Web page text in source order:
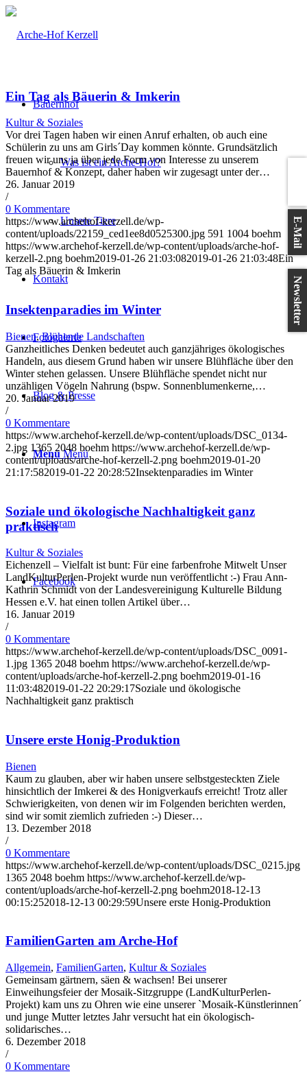
Bauernhof
Was ist ein Arche-Hof?
Unsere Tiere
Kontakt
Fotogalerie
Blog & Presse
Menü Menü
Instagram
Facebook
Ein Tag als Bäuerin & Imkerin
Kultur & Soziales
Vor drei Tagen haben wir einen Anruf erhalten, ob auch eine
Schülerin zu uns am Girls´Day kommen könnte. Grundsätzlich
freuen wir uns ja über jede Form von Interesse zu unserem
Bauernhof & Konzept, daher haben wir zugesagt unter der…
26. Januar 2019
/
0 Kommentare
https://www.archehof-kerzell.de/wp-
content/uploads/22159_ced1ee8d0525300.jpg 591 1004 boehm
https://www.archehof-kerzell.de/wp-content/uploads/arche-hof-
kerzell-2.png boehm2019-01-26 21:03:082019-01-26 21:03:48Ein
Tag als Bäuerin & Imkerin
Insektenparadies im Winter
Bienen,Blühende Landschaften
Ganzheitliches Denken bedeutet auch ganzjähriges ökologisches
Handeln, aus diesem Grund haben wir unsere Blühfläche über den
Winter stehen gelassen. Unsere Blühfläche spendet nicht nur
unzähligen Vögeln Nahrung (bspw. Sonnenblumenkerne,…
20. Januar 2019
/
0 Kommentare
https://www.archehof-kerzell.de/wp-content/uploads/DSC_0134-
2.jpg 1365 2048 boehm https://www.archehof-kerzell.de/wp-
content/uploads/arche-hof-kerzell-2.png boehm2019-01-20
21:17:582019-01-22 20:28:52Insektenparadies im Winter
Soziale und ökologische Nachhaltigkeit ganz
praktisch
Kultur & Soziales
Eichenzell – Vielfalt ist bunt: Für eine farbenfrohe Mitwelt Unser
LandKulturPerlen-Projekt wurde nun veröffentlicht :-) Frau Ann-
Kathrin Schmidt von der Landesvereinigung Kulturelle Bildung
Hessen e.V. hat einen tollen Artikel über…
16. Januar 2019
/
0 Kommentare
https://www.archehof-kerzell.de/wp-content/uploads/DSC_0091-
1.jpg 1365 2048 boehm https://www.archehof-kerzell.de/wp-
content/uploads/arche-hof-kerzell-2.png boehm2019-01-16
11:03:482019-01-22 20:29:17Soziale und ökologische
Nachhaltigkeit ganz praktisch
Unsere erste Honig-Produktion
Bienen
Kaum zu glauben, aber wir haben unsere selbstgesteckten Ziele
hinsichtlich der Imkerei & des Honigverkaufs erreicht! Trotz aller
Schwierigkeiten, von denen wir im Folgenden berichten werden,
sind wir somit ziemlich zufrieden :-) Dieser…
13. Dezember 2018
/
0 Kommentare
https://www.archehof-kerzell.de/wp-content/uploads/DSC_0215.jpg
1365 2048 boehm https://www.archehof-kerzell.de/wp-
content/uploads/arche-hof-kerzell-2.png boehm2018-12-13
00:15:252018-12-13 00:29:59Unsere erste Honig-Produktion
FamilienGarten am Arche-Hof
Allgemein, FamilienGarten, Kultur & Soziales
Gemeinsam gärtnern, säen & wachsen! Bei unserer
Einweihungsfeier der Mosaik-Sitzgruppe (LandKulturPerlen-
Projekt) kam uns zu Ohren wie eine unserer `Mosaik-Künstlerinnen´
und junge Mutter letztes Jahr versucht hat ein ökologisch-
solidarisches…
6. Dezember 2018
/
0 Kommentare
Newsletter
E-Mail